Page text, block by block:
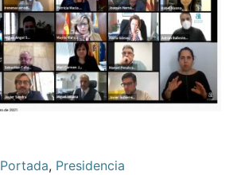
Portada, Presidencia